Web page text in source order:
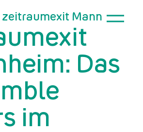
zeitraumexit Mannheim:
Das
im